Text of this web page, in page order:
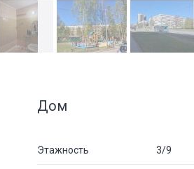
Дом
Этажность 3/9